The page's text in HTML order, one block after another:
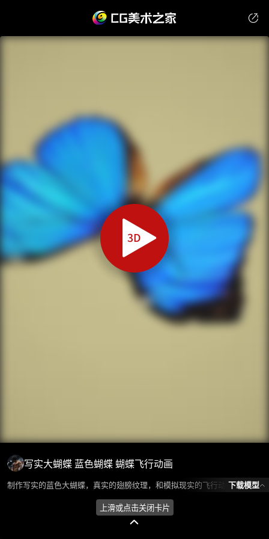
写实大蝴蝶 蓝色蝴蝶 蝴蝶飞行动画
制作写实的蓝色大蝴蝶，真实的翅膀纹理，和模拟现实的飞行动画。 模型所属分类为“动物/怪物-昆虫类”，模型风格为写实，模型ID为103371，本模型由设计师 爱喝可乐 在2024-10-23 17:00:02上传，含.fbx，.gltf，.ma/mb(Maya)相关源文件下载格式，点数为43，面数为52，材质数为1，贴图数为2，CG美术之家持续为您更新与数字孪生、影视动画和游戏VR等相关优质资源。
下载模型
上滑或点击关闭卡片